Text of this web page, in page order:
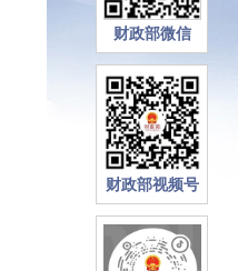
财政部微信
财政部视频号